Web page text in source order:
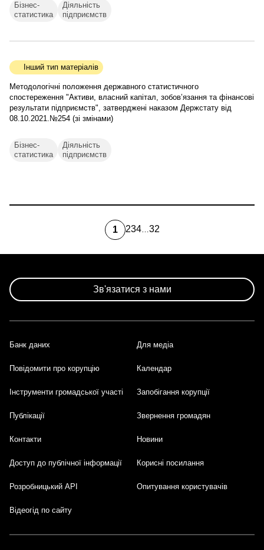
Бізнес-
статистика
Діяльність
підприємств
Інший тип матеріалів
Методологічні положення державного статистичного
спостереження "Активи, власний капітал, зобов’язання та фінансові
результати підприємств", затверджені наказом Держстату від
08.10.2021.№254 (зі змінами)
Бізнес-
статистика
Діяльність
підприємств
Поточна
1 Page
2Page
3Page
4…Остання
32
сторінки
Зв'язатися з нами
Footer
Банк даних Для медіа
Повідомити про корупцію Календар
Інструменти громадської участі Запобігання корупції
Публікації Звернення громадян
Контакти Новини
Доступ до публічної інформації Корисні посилання
Розробницький API Опитування користувачів
Відеогід по сайту